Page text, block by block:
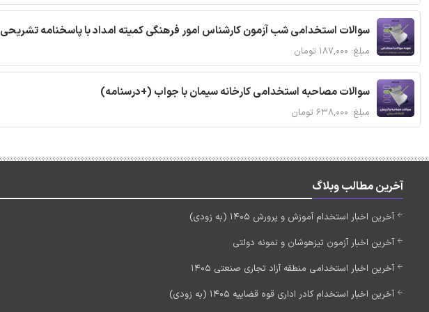
سوالات استخدامی شب آزمون کارشناس امور فرهنگی کمیته امداد با پاسخنامه تشریحی
مبلغ: ۱۸۷,۰۰۰ تومان
سوالات مصاحبه استخدامی کارخانه سیمان با جواب (+درسنامه)
مبلغ: ۶۳۸,۰۰۰ تومان
آخرین مطالب وبلاگ
آخرین اخبار استخدام آموزش و پرورش 1405 (به زودی)
آخرین اخبار آزمون تیزهوشان و نمونه دولتی
آخرین اخبار استخدامی منطقه آزاد تجاری صنعتی 1405
آخرین اخبار استخدام کادر اداری قوه قضاییه 1405 (به زودی)